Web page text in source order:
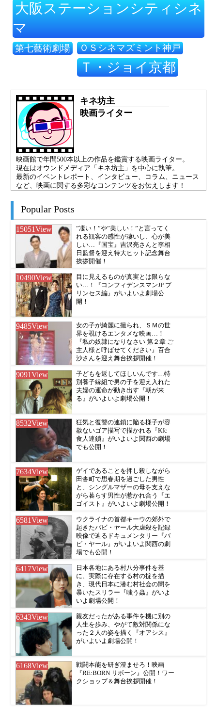
大阪ステーションシティシネ
マ
第七藝術劇場 ＯＳシネマズミント神戸
Ｔ・ジョイ京都
キネ坊主
映画ライター
映画館で年間500本以上の作品を鑑賞する映画ライター。
現在はオウンドメディア「キネ坊主」を中心に執筆。
最新のイベントレポート、インタビュー、コラム、ニュース
など、映画に関する多彩なコンテンツをお伝えします！
Popular Posts
15051View
”凄い！”や”美しい！”と言ってく
れる観客の感性が凄いし、心が美
しい…『国宝』吉沢亮さんと李相
日監督を迎え特大ヒット記念舞台
挨拶開催！
10490View
目に見えるものが真実とは限らな
い…！『コンフィデンスマンJP プ
リンセス編』がいよいよ劇場公
開！
9485View
女の子が綺麗に撮られ、ＳＭの世
界を覗けるエンタメな映画…！
『私の奴隷になりなさい 第２章 ご
主人様と呼ばせてください』百合
沙さんを迎え舞台挨拶開催！
9091View
子どもを返してほしいんです…特
別養子縁組で男の子を迎え入れた
夫婦の運命が動き出す『朝が来
る』がいよいよ劇場公開！
8532View
狂気と復讐の連鎖に陥る様子が容
赦ないゴア描写で描かれる『Kfc
食人連鎖』がいよいよ関西の劇場
でも公開！
7634View
ゲイであることを押し殺しながら
田舎町で思春期を過ごした男性
と、シングルマザーの母を支えな
がら暮らす男性が惹かれ合う『エ
ゴイスト』がいよいよ劇場公開！
6581View
ウクライナの首都キーウの郊外で
起きたバビ・ヤール大虐殺を記録
映像で辿るドキュメンタリー『バ
ビ・ヤール』がいよいよ関西の劇
場でも公開！
6417View
日本各地にある村八分事件を基
に、実際に存在する村の掟を描
き、現代日本に潜む村社会の闇を
暴いたスリラー『嗤う蟲』がいよ
いよ劇場公開！
6343View
親友だったがある事件を機に別の
人生を歩み、やがて敵対関係にな
った２人の姿を描く『オアシス』
がいよいよ劇場公開！
6168View
戦闘本能を研ぎ澄ませろ！映画
『RE:BORN リボーン』公開！ワー
クショップ＆舞台挨拶開催！